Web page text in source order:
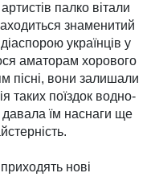
палко вітали
зна­мени­тий
українців у
амато­рам хоро­вого
пісні, вони залишали
таких поїздок водно­
давала їм наснаги ще
нові